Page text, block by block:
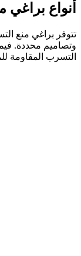
أنواع
تتوفر براغي منع
وتصاميم محددة.
التسرب المقاومة